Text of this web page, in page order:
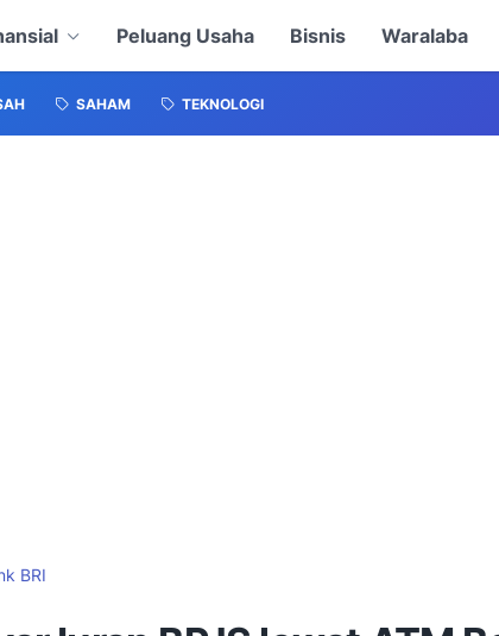
Peluang Usaha Bisnis Waralaba
SAHAM TEKNOLOGI
BRI